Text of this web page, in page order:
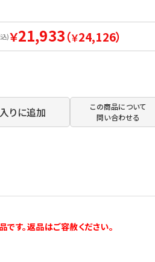
)￥21,933（￥24,126）
りに追加
この商品について
問い合わせる
す。返品はご容赦ください。